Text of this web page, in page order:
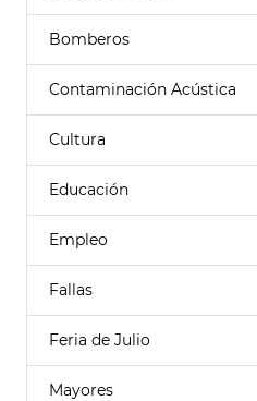
Bomberos
Contaminación Acústica
Cultura
Educación
Empleo
Fallas
Feria de Julio
Mayores